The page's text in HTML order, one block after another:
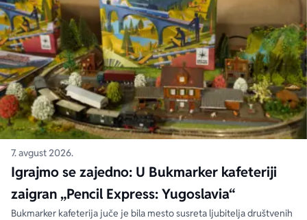
7. avgust 2026.
Igrajmo se zajedno: U Bukmarker kafeteriji
zaigran „Pencil Express: Yugoslavia“
Bukmarker kafeterija juče je bila mesto susreta ljubitelja društvenih